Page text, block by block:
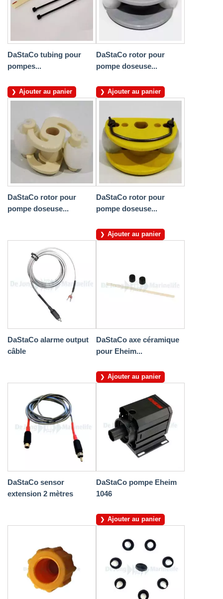
DaStaCo tubing pour
pompes...
Ajouter au panier
DaStaCo rotor pour
pompe doseuse...
Ajouter au panier
DaStaCo rotor pour
pompe doseuse...
DaStaCo rotor pour
pompe doseuse...
Ajouter au panier
DaStaCo alarme output
câble
DaStaCo axe céramique
pour Eheim...
Ajouter au panier
DaStaCo sensor
extension 2 mètres
DaStaCo pompe Eheim
1046
Ajouter au panier